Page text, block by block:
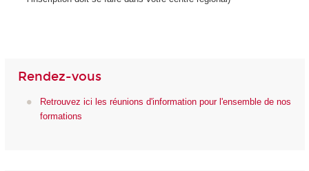
Rendez-vous
Retrouvez ici les réunions d'information pour l'ensemble de nos
formations